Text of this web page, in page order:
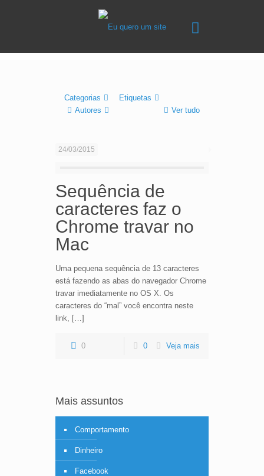
Categorias
Etiquetas
Autores
Ver tudo
24/03/2015
Sequência de
caracteres faz o
Chrome travar no
Mac
Uma pequena sequência de 13 caracteres
está fazendo as abas do navegador Chrome
travar imediatamente no OS X. Os
caracteres do “mal” você encontra neste
link, […]
0 0 Veja mais
Mais assuntos
Comportamento
Dinheiro
Facebook